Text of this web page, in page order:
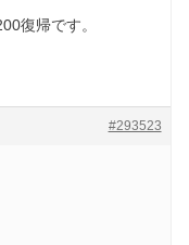
復帰です。
#293523